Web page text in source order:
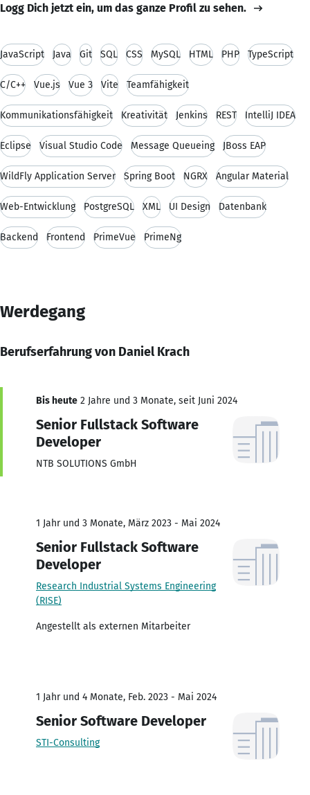
Logg Dich jetzt ein, um das ganze Profil zu sehen.
JavaScript Java Git SQL CSS MySQL HTML PHP TypeScript
C/C++ Vue.js Vue 3 Vite Teamfähigkeit
Kommunikationsfähigkeit Kreativität Jenkins REST IntelliJ IDEA
Eclipse Visual Studio Code Message Queueing JBoss EAP
WildFly Application Server Spring Boot NGRX Angular Material
Web-Entwicklung PostgreSQL XML UI Design Datenbank
Backend Frontend PrimeVue PrimeNg
Werdegang
Berufserfahrung von Daniel Krach
Bis heute 2 Jahre und 3 Monate, seit Juni 2024
Senior Fullstack Software
Developer
NTB SOLUTIONS GmbH
1 Jahr und 3 Monate, März 2023 - Mai 2024
Senior Fullstack Software
Developer
Research Industrial Systems Engineering
(RISE)
Angestellt als externen Mitarbeiter
1 Jahr und 4 Monate, Feb. 2023 - Mai 2024
Senior Software Developer
STI-Consulting